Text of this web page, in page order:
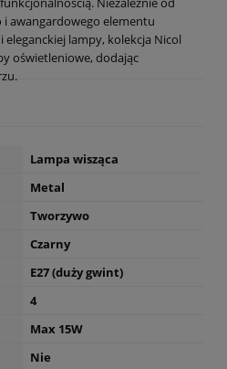
i awangardowego elementu
lampy, kolekcja Nicol
oświetleniowe, dodając
Lampa wisząca
Metal
Tworzywo
Czarny
E27 (duży gwint)
4
Max 15W
Nie